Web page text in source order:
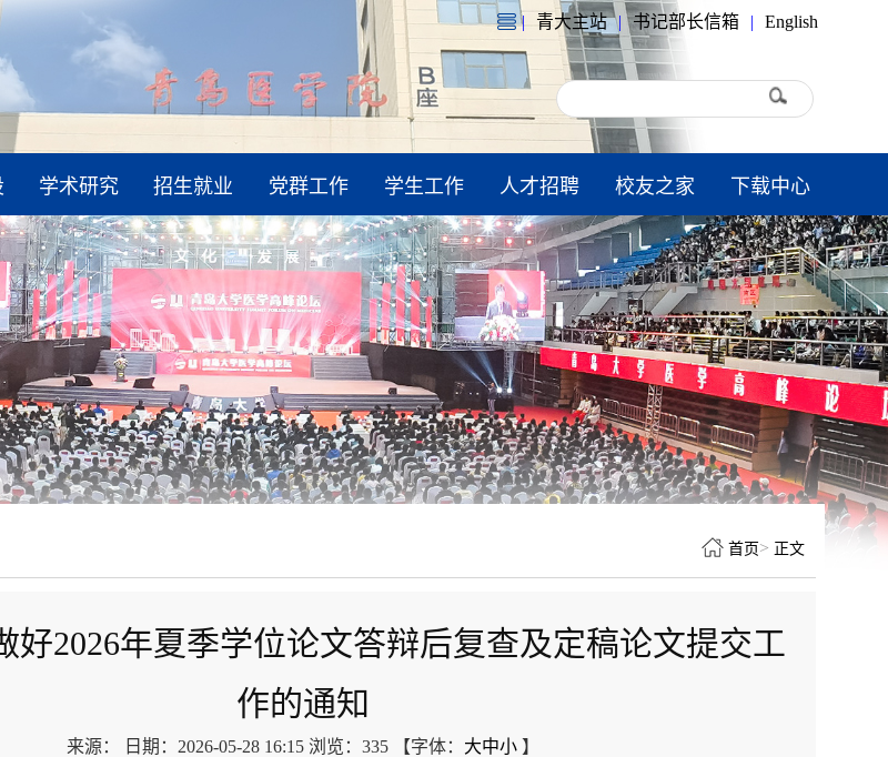
| 青大主站 | 书记部长信箱 | English
学术研究 招生就业 党群工作 学生工作 人才招聘 校友之家 下载中心
首页 > 正文
好2026年夏季学位论文答辩后复查及定稿论文提交工
作的通知
来源： 日期：2026-05-28 16:15 浏览：335 【字体： 大中小 】